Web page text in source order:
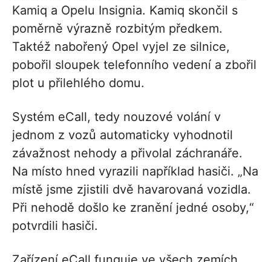
Kamiq a Opelu Insignia. Kamiq skončil s
poměrně výrazně rozbitým předkem.
Taktéž nabořený Opel vyjel ze silnice,
pobořil sloupek telefonního vedení a zbořil
plot u přilehlého domu.
Systém eCall, tedy nouzové volání v
jednom z vozů automaticky vyhodnotil
závažnost nehody a přivolal záchranáře.
Na místo hned vyrazili například hasiči. „Na
místě jsme zjistili dvě havarovaná vozidla.
Při nehodě došlo ke zranění jedné osoby,“
potvrdili hasiči.